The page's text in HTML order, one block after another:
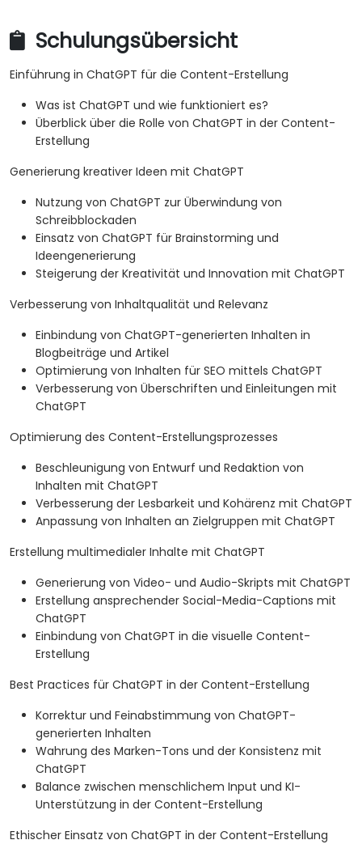
Schulungsübersicht
Einführung in ChatGPT für die Content-Erstellung
Was ist ChatGPT und wie funktioniert es?
Überblick über die Rolle von ChatGPT in der Content-
Erstellung
Generierung kreativer Ideen mit ChatGPT
Nutzung von ChatGPT zur Überwindung von
Schreibblockaden
Einsatz von ChatGPT für Brainstorming und
Ideengenerierung
Steigerung der Kreativität und Innovation mit ChatGPT
Verbesserung von Inhaltqualität und Relevanz
Einbindung von ChatGPT-generierten Inhalten in
Blogbeiträge und Artikel
Optimierung von Inhalten für SEO mittels ChatGPT
Verbesserung von Überschriften und Einleitungen mit
ChatGPT
Optimierung des Content-Erstellungsprozesses
Beschleunigung von Entwurf und Redaktion von
Inhalten mit ChatGPT
Verbesserung der Lesbarkeit und Kohärenz mit ChatGPT
Anpassung von Inhalten an Zielgruppen mit ChatGPT
Erstellung multimedialer Inhalte mit ChatGPT
Generierung von Video- und Audio-Skripts mit ChatGPT
Erstellung ansprechender Social-Media-Captions mit
ChatGPT
Einbindung von ChatGPT in die visuelle Content-
Erstellung
Best Practices für ChatGPT in der Content-Erstellung
Korrektur und Feinabstimmung von ChatGPT-
generierten Inhalten
Wahrung des Marken-Tons und der Konsistenz mit
ChatGPT
Balance zwischen menschlichem Input und KI-
Unterstützung in der Content-Erstellung
Ethischer Einsatz von ChatGPT in der Content-Erstellung